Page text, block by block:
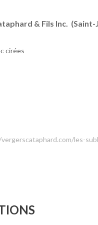
& Fils Inc.
cirées
les-